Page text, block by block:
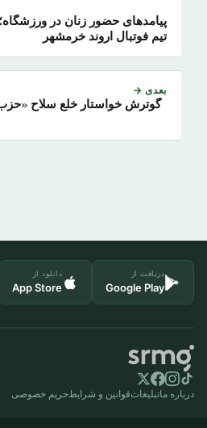
پیامدهای حضور زنان در
تیم فوتبال اروند خرمشهر
بعدی →
گوترش خواستار خلع سلاح
دریافت از
Google Play
دانلود از
App Store
درباره ماتبلیغاتقوانین و شرایطحریم خصوصی